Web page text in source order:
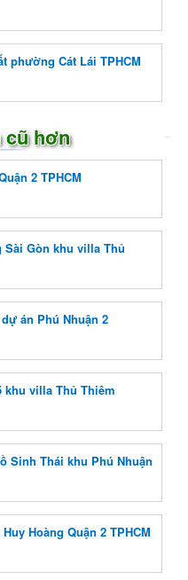
phường Cát Lái TPHCM
hơn
2 TPHCM
Sài Gòn khu villa Thủ
án Phú Nhuận 2
khu villa Thủ Thiêm
Sinh Thái khu Phú Nhuận
Hoàng Quận 2 TPHCM